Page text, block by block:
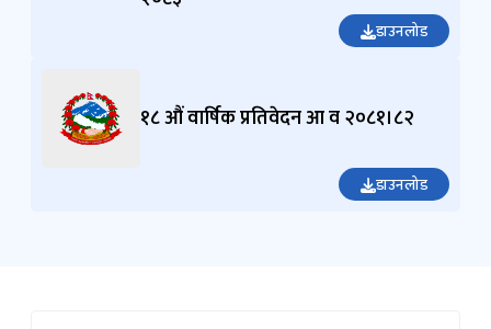
डाउनलोड
१८ औं वार्षिक प्रतिवेदन आ व २०८१।८२
डाउनलोड